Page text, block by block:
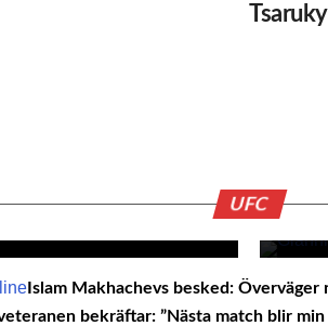
UFC
Islam Makhachevs besked:
bekräftar: ”Nästa match blir min